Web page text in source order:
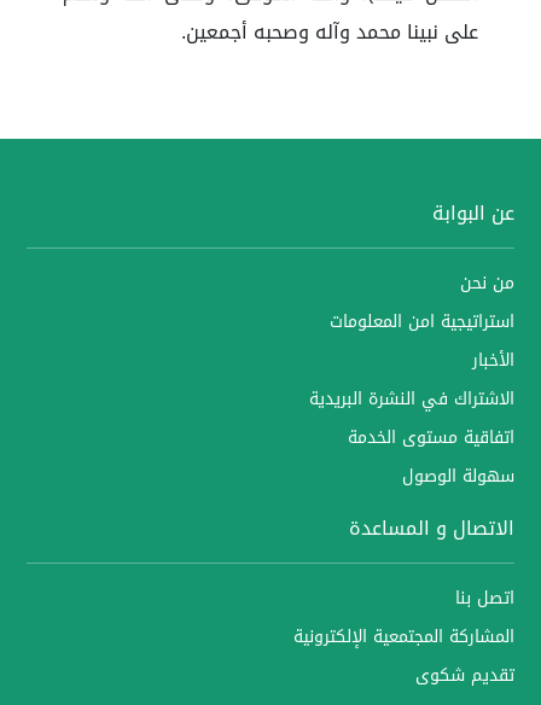
على نبينا محمد وآله وصحبه أجمعين.
عن البوابة
من نحن
استراتيجية امن المعلومات
الأخبار
الاشتراك في النشرة البريدية
اتفاقية مستوى الخدمة
سهولة الوصول
الاتصال و المساعدة
اتصل بنا
المشاركة المجتمعية الإلكترونية
تقديم شكوى